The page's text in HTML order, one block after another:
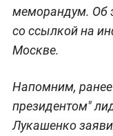
меморандум. Об
со ссылкой на
Москве.
Напомним, ранее
президентом"
Лукашенко